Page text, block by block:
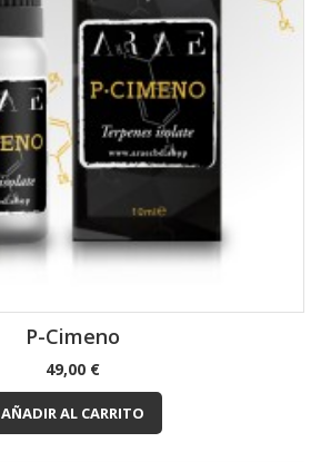
P-Cimeno
Precio
49,00 €
AÑADIR AL CARRITO